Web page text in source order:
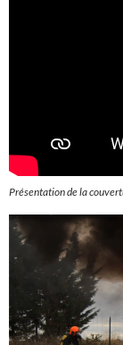
Présentation de la